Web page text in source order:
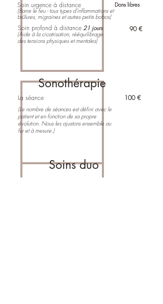
(Barre le feu - tous types d'inflammations et
brûlures, migraines et autres petits bobos)
(Aide à la cicatrisation, rééquilibrage
des tensions physiques et mentales)
90 €
Dons libres
Soin urgence à distance
Soin profond à distance 21 jours
100 €
Sonothérapie
La séance
(Le nombre de séances est défini avec le
patient et en fonction de sa propre
évolution. Nous les ajustons ensemble au
fur et à mesure.)
Soins duo